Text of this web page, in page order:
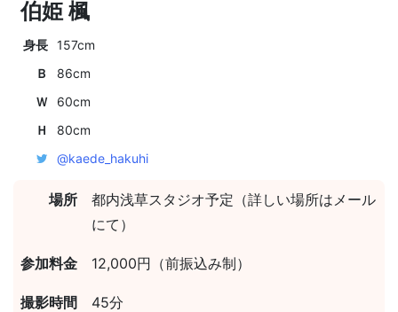
伯姫 楓
身長 157cm
Ｂ
86cm
Ｗ
60cm
Ｈ
80cm
@kaede_hakuhi
場所
都内浅草スタジオ予定（詳しい場所はメール
にて）
参加料金 12,000円（前振込み制）
撮影時間 45分